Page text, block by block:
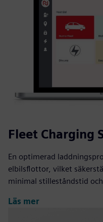
Fleet Charging
En optimerad
elbilsflottor, vilket
minimal stilleståndstid
Läs mer